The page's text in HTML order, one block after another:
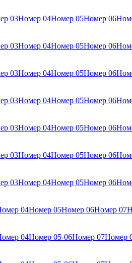
03Номер 04Номер 05Номер 06
03Номер 04Номер 05Номер 06
03Номер 04Номер 05Номер 06
03Номер 04Номер 05Номер 06
03Номер 04Номер 05Номер 06
03Номер 04Номер 05Номер 06
03Номер 04Номер 05Номер 06
04Номер 05Номер 06Номер 07
04Номер 05-06Номер 07Номер